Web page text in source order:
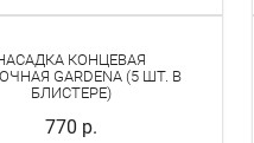
КОНЦЕВАЯ
GARDENA (5 ШТ. В
БЛИСТЕРЕ)
770 р.